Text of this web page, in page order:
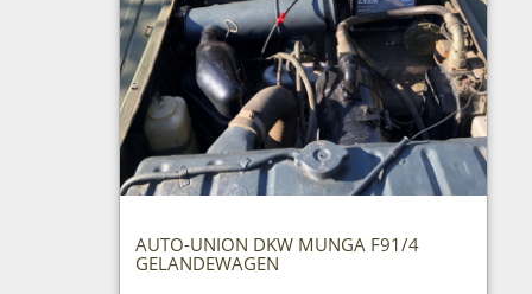
AUTO-UNION DKW MUNGA F91/4
GELANDEWAGEN